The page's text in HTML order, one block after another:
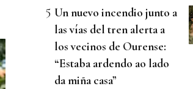
Un nuevo incendio junto a
las vías del tren alerta a
los vecinos de Ourense:
“Estaba ardendo ao lado
da miña casa”